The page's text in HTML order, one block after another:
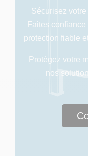
Sécurisez
Faites confiance
protection fiable
Protégez votre
nos